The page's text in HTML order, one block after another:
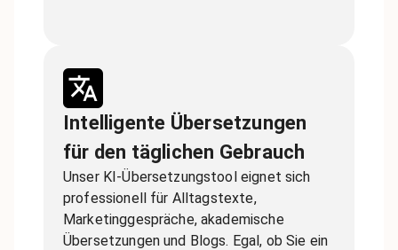
Intelligente Übersetzungen
für den täglichen Gebrauch
Unser KI-Übersetzungstool eignet sich
professionell für Alltagstexte,
Marketinggespräche, akademische
Übersetzungen und Blogs. Egal, ob Sie ein